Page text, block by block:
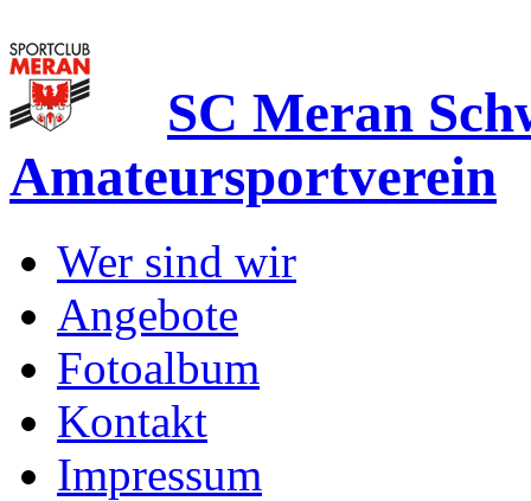
SC Meran
Amateursportverein
Wer sind wir
Angebote
Fotoalbum
Kontakt
Impressum